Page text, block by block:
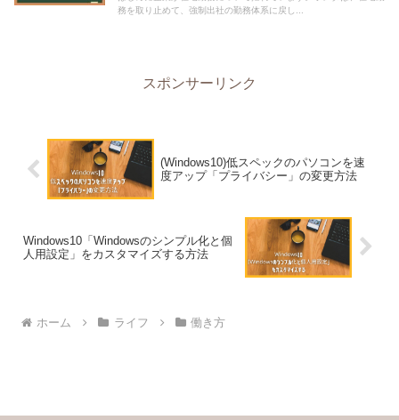
務を取り止めて、強制出社の勤務体系に戻し...
スポンサーリンク
(Windows10)低スペックのパソコンを速
度アップ「プライバシー」の変更方法
Windows10「Windowsのシンプル化と個
人用設定」をカスタマイズする方法
ホーム ライフ 働き方